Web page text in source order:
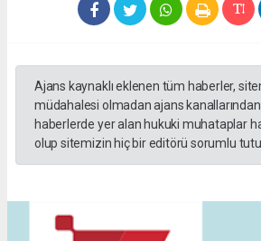
Ajans kaynaklı eklenen tüm haberler,
müdahalesi olmadan ajans
haberlerde yer alan hukuki muhataplar
olup sitemizin hiç bir editörü sorumlu